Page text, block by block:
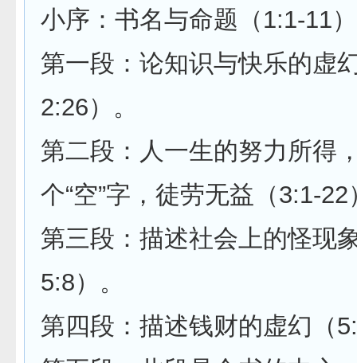
小序：书名与命题（1:1-11）
第一段：论知识与快乐的虚
2:26）。
第二段：人一生的努力所得
个“空”字，徒劳无益（3:1-22
第三段：描述社会上的怪现
5:8）。
第四段：描述钱财的虚幻（